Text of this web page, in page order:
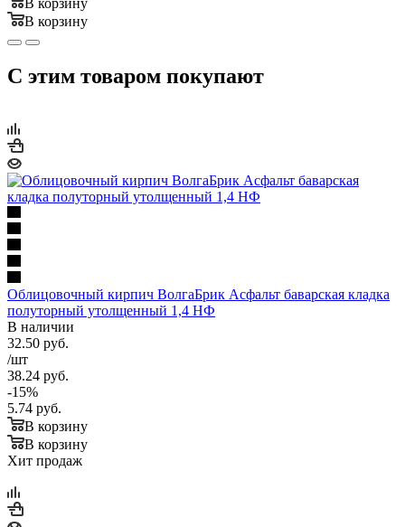
В корзину
С этим товаром покупают
Облицовочный кирпич ВолгаБрик Асфальт баварская кладка
полуторный утолщенный 1,4 НФ
В наличии
32.50 руб.
/шт
38.24 руб.
-15%
5.74 руб.
В корзину
В корзину
Хит продаж